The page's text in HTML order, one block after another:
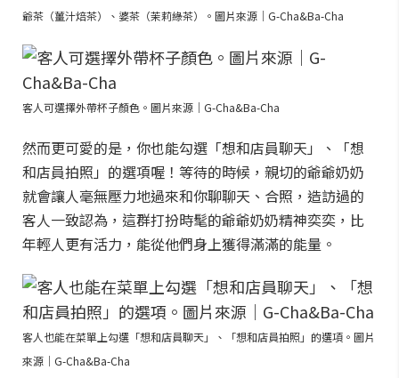
爺茶（薑汁焙茶）、婆茶（茉莉綠茶）。圖片來源｜G-Cha&Ba-Cha
客人可選擇外帶杯子顏色。圖片來源｜G-Cha&Ba-Cha
然而更可愛的是，你也能勾選「想和店員聊天」、「想
和店員拍照」的選項喔！等待的時候，親切的爺爺奶奶
就會讓人毫無壓力地過來和你聊聊天、合照，造訪過的
客人一致認為，這群打扮時髦的爺爺奶奶精神奕奕，比
年輕人更有活力，能從他們身上獲得滿滿的能量。
客人也能在菜單上勾選「想和店員聊天」、「想和店員拍照」的選項。圖片
來源｜G-Cha&Ba-Cha